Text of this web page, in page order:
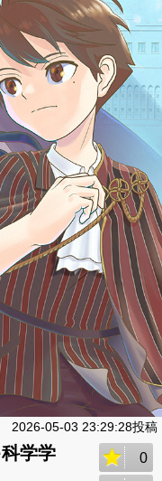
2026-05-03 23:29:28投稿
学学
0